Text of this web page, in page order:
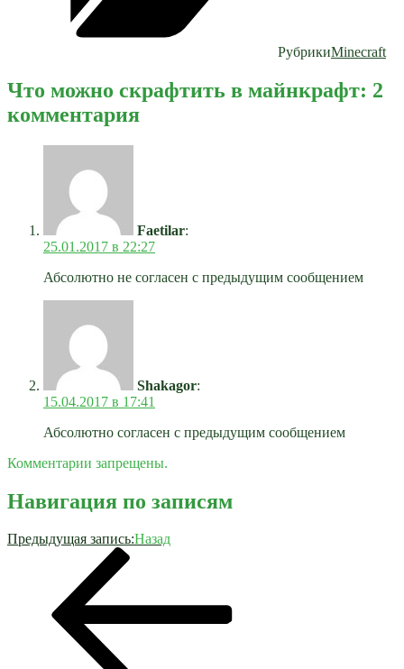
РубрикиMinecraft
Что можно скрафтить в майнкрафт: 2
комментария
Faetilar:
25.01.2017 в 22:27
Абсолютно не согласен с предыдущим сообщением
Shakagor:
15.04.2017 в 17:41
Абсолютно согласен с предыдущим сообщением
Комментарии запрещены.
Навигация по записям
Предыдущая запись:Назад